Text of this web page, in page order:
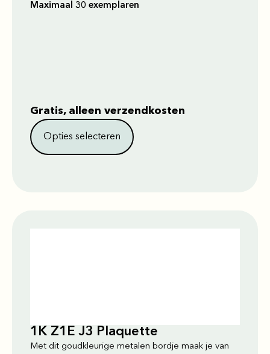
Maximaal 30 exemplaren
Gratis, alleen verzendkosten
Opties selecteren
1K Z1E J3 Plaquette
Met dit goudkleurige metalen bordje maak je van